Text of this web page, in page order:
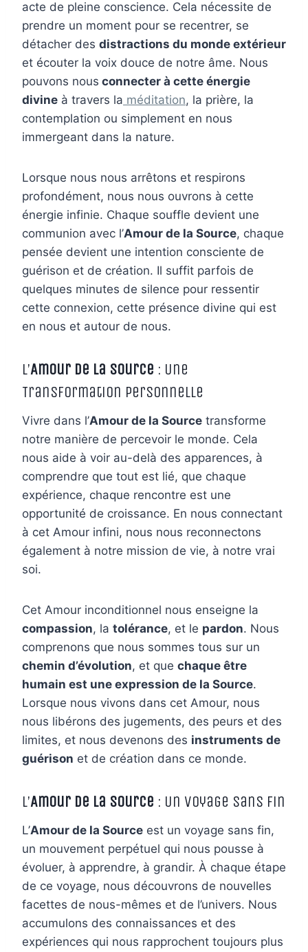
acte de pleine conscience. Cela nécessite de
prendre un moment pour se recentrer, se
détacher des distractions du monde extérieur
et écouter la voix douce de notre âme. Nous
pouvons nous connecter à cette énergie
divine à travers la méditation, la prière, la
contemplation ou simplement en nous
immergeant dans la nature.
Lorsque nous nous arrêtons et respirons
profondément, nous nous ouvrons à cette
énergie infinie. Chaque souffle devient une
communion avec l’Amour de la Source, chaque
pensée devient une intention consciente de
guérison et de création. Il suffit parfois de
quelques minutes de silence pour ressentir
cette connexion, cette présence divine qui est
en nous et autour de nous.
L’Amour de la Source : Une
Transformation Personnelle
Vivre dans l’Amour de la Source transforme
notre manière de percevoir le monde. Cela
nous aide à voir au-delà des apparences, à
comprendre que tout est lié, que chaque
expérience, chaque rencontre est une
opportunité de croissance. En nous connectant
à cet Amour infini, nous nous reconnectons
également à notre mission de vie, à notre vrai
soi.
Cet Amour inconditionnel nous enseigne la
compassion, la tolérance, et le pardon. Nous
comprenons que nous sommes tous sur un
chemin d’évolution, et que chaque être
humain est une expression de la Source.
Lorsque nous vivons dans cet Amour, nous
nous libérons des jugements, des peurs et des
limites, et nous devenons des instruments de
guérison et de création dans ce monde.
L’Amour de la Source : Un Voyage Sans Fin
L’Amour de la Source est un voyage sans fin,
un mouvement perpétuel qui nous pousse à
évoluer, à apprendre, à grandir. À chaque étape
de ce voyage, nous découvrons de nouvelles
facettes de nous-mêmes et de l’univers. Nous
accumulons des connaissances et des
expériences qui nous rapprochent toujours plus